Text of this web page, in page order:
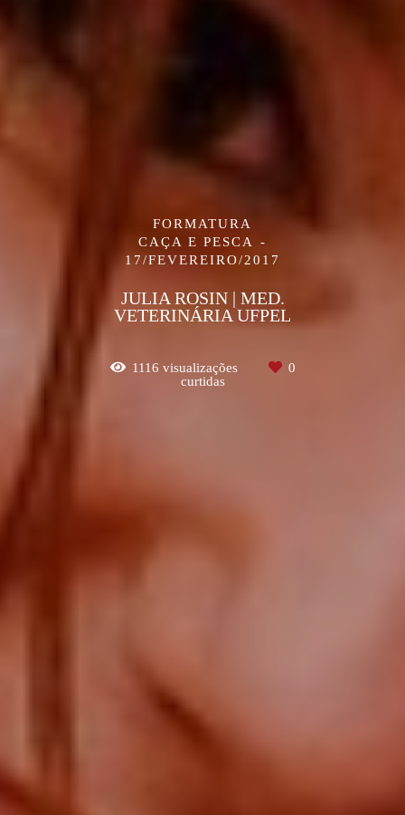
FORMATURA
CAÇA E PESCA
17/FEVEREIRO/2017
JULIA ROSIN | MED.
VETERINÁRIA UFPEL
1116 visualizações
0
curtidas